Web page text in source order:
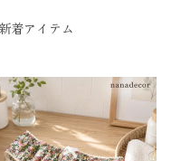
着アイテム